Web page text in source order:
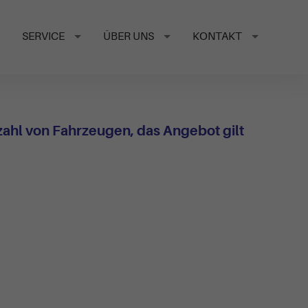
SERVICE ÜBER UNS KONTAKT
von Fahrzeugen, das Angebot gilt